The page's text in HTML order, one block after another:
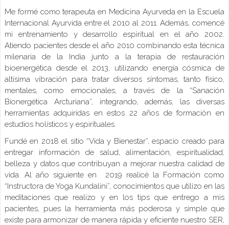
Me formé como terapeuta en Medicina Ayurveda en la Escuela
Internacional Ayurvida entre el 2010 al 2011. Además, comencé
mi entrenamiento y desarrollo espiritual en el año 2002.
Atiendo pacientes desde el año 2010 combinando esta técnica
milenaria de la India junto a la terapia de restauración
bioenergética desde el 2013, utilizando energía cósmica de
altísima vibración para tratar diversos síntomas, tanto físico,
mentales, como emocionales, a través de la “Sanación
Bionergética Arcturiana”, integrando, además, las diversas
herramientas adquiridas en estos 22 años de formación en
estudios holísticos y espirituales.
Fundé en 2018 el sitio “Vida y Bienestar”, espacio creado para
entregar información de salud, alimentación, espiritualidad,
belleza y datos que contribuyan a mejorar nuestra calidad de
vida. Al año siguiente en 2019 realicé la Formación como
“Instructora de Yoga Kundalini”, conocimientos que utilizo en las
meditaciones que realizo y en los tips que entrego a mis
pacientes, pues la herramienta más poderosa y simple que
existe para armonizar de manera rápida y eficiente nuestro SER,